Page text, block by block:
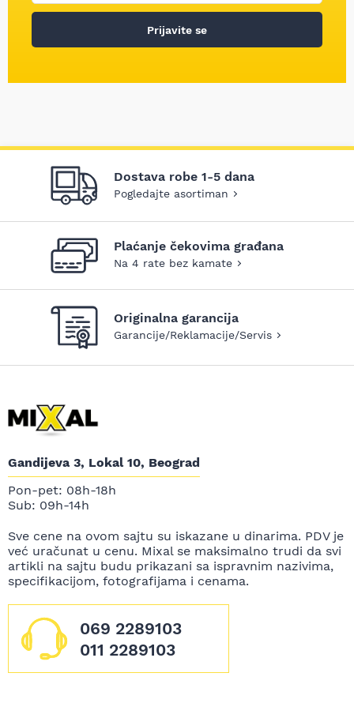
Prijavite se
Dostava robe 1-5 dana
Pogledajte asortiman
Plaćanje čekovima građana
Na 4 rate bez kamate
Originalna garancija
Garancije/Reklamacije/Servis
Gandijeva 3, Lokal 10, Beograd
Pon-pet: 08h-18h
Sub: 09h-14h
Sve cene na ovom sajtu su iskazane u dinarima. PDV je
već uračunat u cenu. Mixal se maksimalno trudi da svi
artikli na sajtu budu prikazani sa ispravnim nazivima,
specifikacijom, fotografijama i cenama.
069 2289103
011 2289103